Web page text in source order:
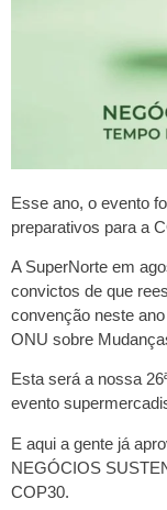
Esse ano, o evento
preparativos para a
A SuperNorte em
convictos de que
convenção neste
ONU sobre
Esta será a nossa
evento
E aqui a gente já
NEGÓCIOS
COP30.